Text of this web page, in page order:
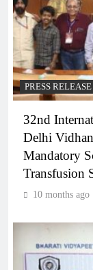
PRESS RELEASE
32nd
Delhi
Mandatory
Transfusion
10 months ago